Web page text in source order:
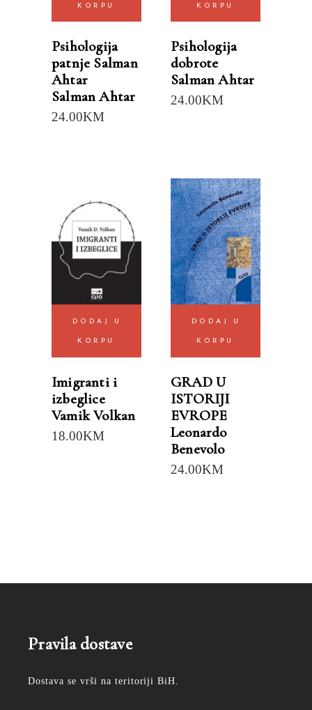
KORPU
Psihologija
patnje Salman
Ahtar
Salman Ahtar
24.00KM
KORPU
Psihologija
dobrote
Salman Ahtar
24.00KM
DODAJ U
KORPU
Imigranti i
izbeglice
Vamik Volkan
18.00KM
DODAJ U
KORPU
GRAD U
ISTORIJI
EVROPE
Leonardo
Benevolo
24.00KM
Pravila dostave
Dostava se vrši na teritoriji BiH.